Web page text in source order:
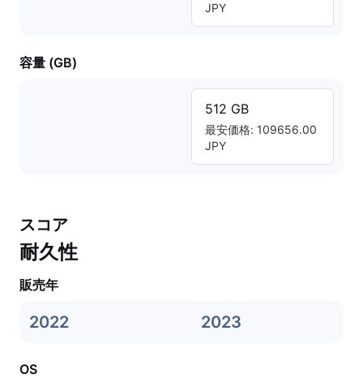
JPY
容量 (GB)
512 GB
最安価格: 109656.00
JPY
スコア
耐久性
販売年
2022 2023
OS